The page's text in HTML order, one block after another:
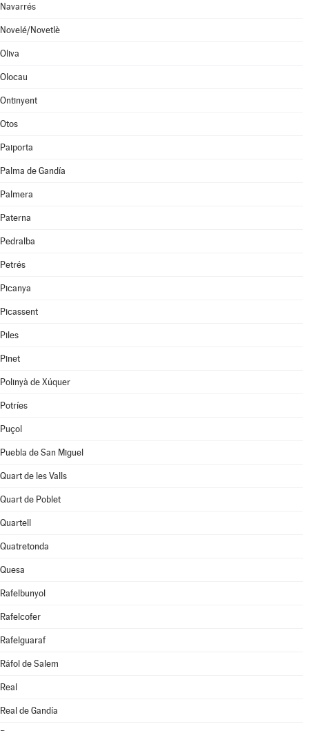
Navarrés
Novelé/Novetlè
Oliva
Olocau
Ontinyent
Otos
Paiporta
Palma de Gandía
Palmera
Paterna
Pedralba
Petrés
Picanya
Picassent
Piles
Pinet
Polinyà de Xúquer
Potríes
Puçol
Puebla de San Miguel
Quart de les Valls
Quart de Poblet
Quartell
Quatretonda
Quesa
Rafelbunyol
Rafelcofer
Rafelguaraf
Ráfol de Salem
Real
Real de Gandía